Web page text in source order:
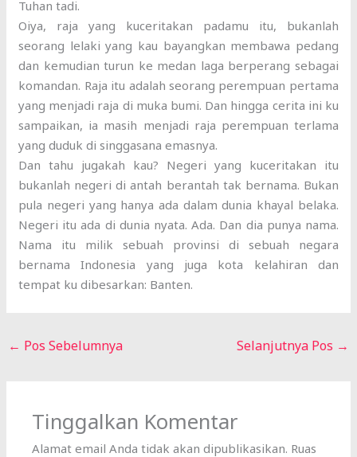
Tuhan tadi.
Oiya, raja yang kuceritakan padamu itu, bukanlah
seorang lelaki yang kau bayangkan membawa pedang
dan kemudian turun ke medan laga berperang sebagai
komandan. Raja itu adalah seorang perempuan pertama
yang menjadi raja di muka bumi. Dan hingga cerita ini ku
sampaikan, ia masih menjadi raja perempuan terlama
yang duduk di singgasana emasnya.
Dan tahu jugakah kau? Negeri yang kuceritakan itu
bukanlah negeri di antah berantah tak bernama. Bukan
pula negeri yang hanya ada dalam dunia khayal belaka.
Negeri itu ada di dunia nyata. Ada. Dan dia punya nama.
Nama itu milik sebuah provinsi di sebuah negara
bernama Indonesia yang juga kota kelahiran dan
tempat ku dibesarkan: Banten.
← Pos Sebelumnya Selanjutnya Pos →
Tinggalkan Komentar
Alamat email Anda tidak akan dipublikasikan. Ruas